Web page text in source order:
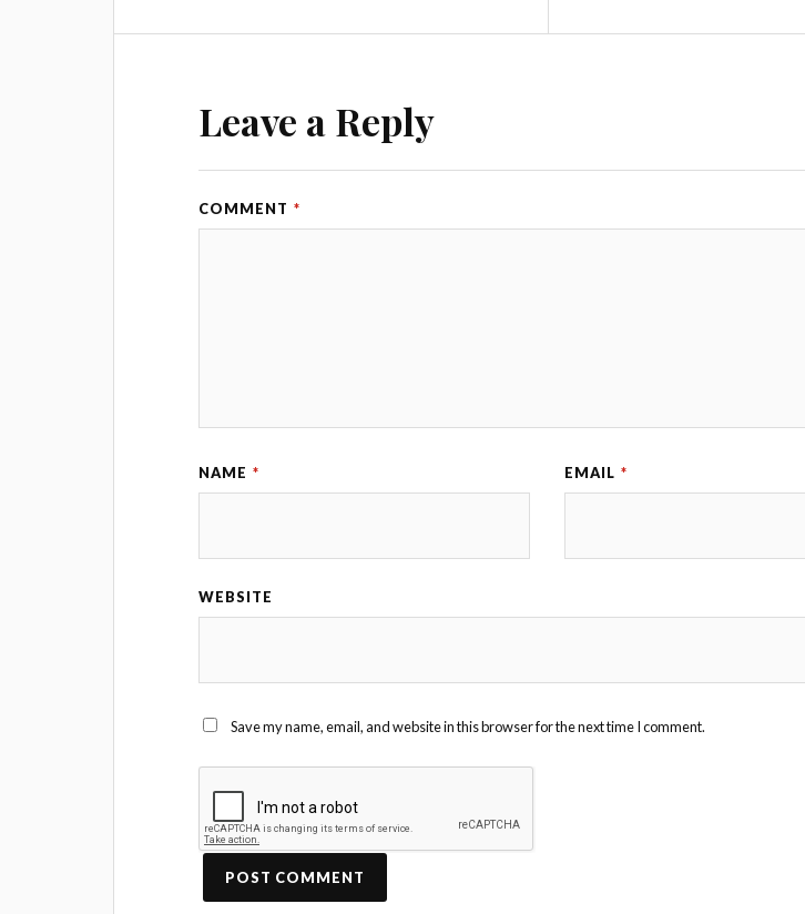
Leave a Reply
COMMENT *
NAME * EMAIL *
WEBSITE
Save my name, email, and website in this browser for the next time I comment.